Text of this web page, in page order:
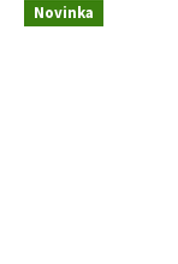
Novinka